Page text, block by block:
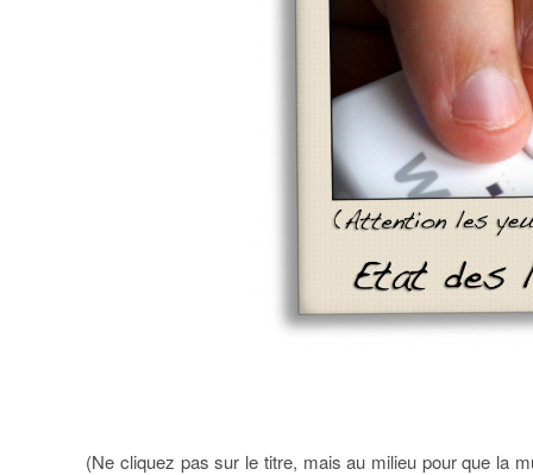
(Ne cliquez pas sur le titre, mais au milieu pour que la